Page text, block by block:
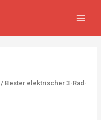
/ Bester elektrischer 3-Rad-